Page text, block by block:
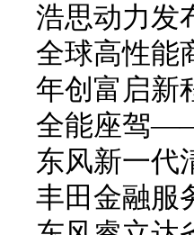
浩思动力发
全球高性能
年创富启新
全能座驾
东风新一代
丰田金融服